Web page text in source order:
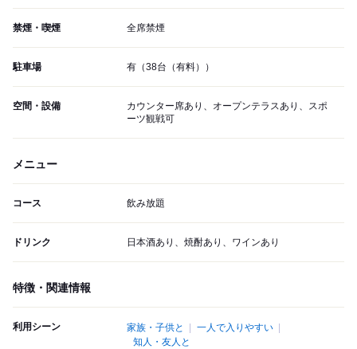
禁煙・喫煙 全席禁煙
駐車場 有（38台（有料））
空間・設備
カウンター席あり、オープンテラスあり、スポ
ーツ観戦可
メニュー
コース 飲み放題
ドリンク 日本酒あり、焼酎あり、ワインあり
特徴・関連情報
利用シーン 家族・子供と
一人で入りやすい
知人・友人と